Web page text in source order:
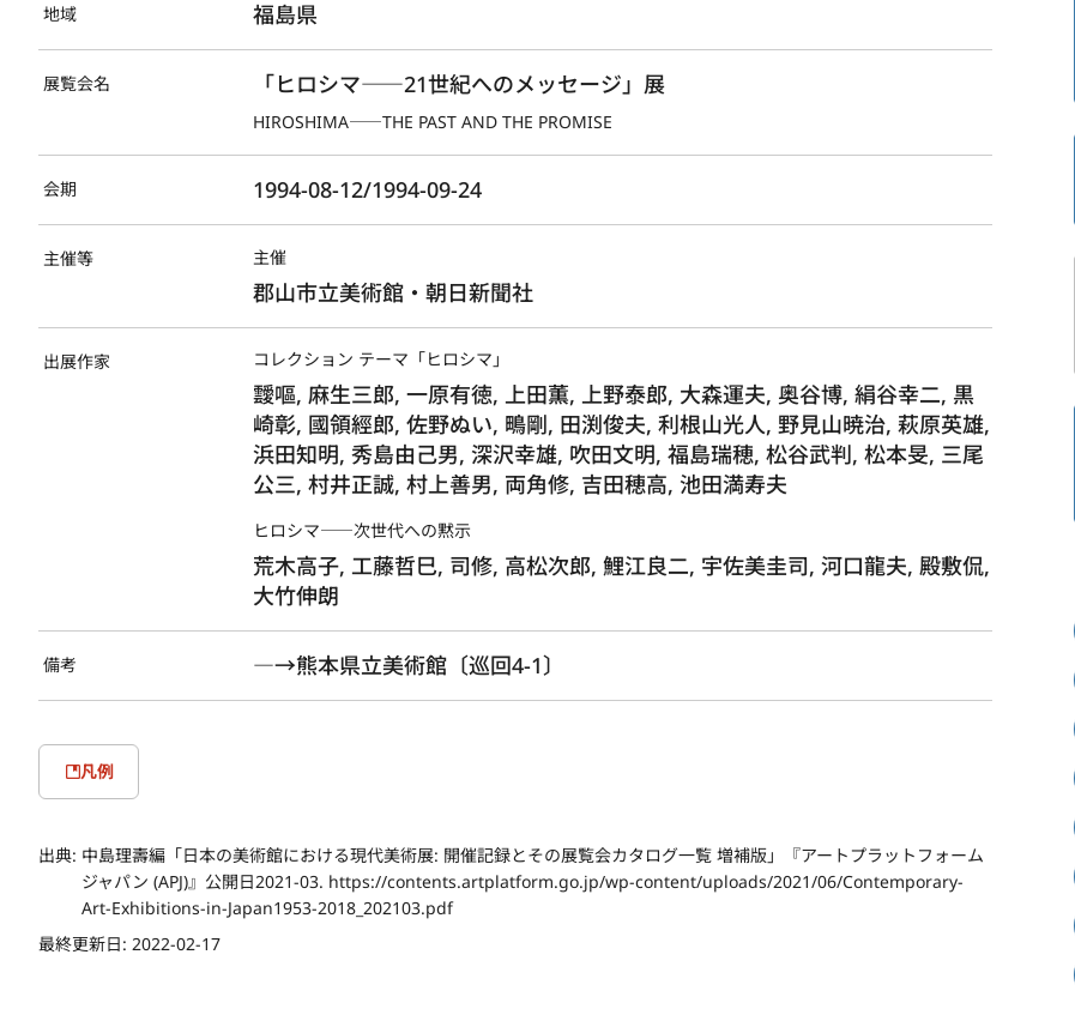
地域 福島県
展覧会名 「ヒロシマ――21世紀へのメッセージ」展
HIROSHIMA――THE PAST AND THE PROMISE
会期 1994-08-12/1994-09-24
主催等 主催
郡山市立美術館・朝日新聞社
出展作家 コレクション テーマ「ヒロシマ」
靉嘔, 麻生三郎, 一原有徳, 上田薫, 上野泰郎, 大森運夫, 奥谷博, 絹谷幸二, 黒
崎彰, 國領經郎, 佐野ぬい, 鴫剛, 田渕俊夫, 利根山光人, 野見山暁治, 萩原英雄,
浜田知明, 秀島由己男, 深沢幸雄, 吹田文明, 福島瑞穂, 松谷武判, 松本旻, 三尾
公三, 村井正誠, 村上善男, 両角修, 吉田穂高, 池田満寿夫
ヒロシマ――次世代への黙示
荒木高子, 工藤哲巳, 司修, 高松次郎, 鯉江良二, 宇佐美圭司, 河口龍夫, 殿敷侃,
大竹伸朗
備考 ―→熊本県立美術館〔巡回4-1〕
凡例
出典: 中島理壽編「日本の美術館における現代美術展: 開催記録とその展覧会カタログ一覧 増補版」『アートプラットフォーム
ジャパン (APJ)』公開日2021-03. https://contents.artplatform.go.jp/wp-content/uploads/2021/06/Contemporary-
Art-Exhibitions-in-Japan1953-2018_202103.pdf
最終更新日: 2022-02-17